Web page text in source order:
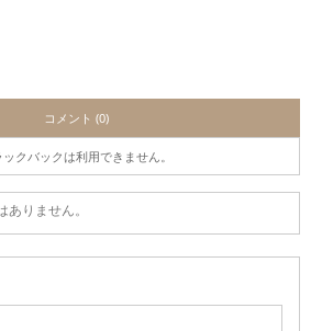
コメント (0)
ックバックは利用できません。
りません。